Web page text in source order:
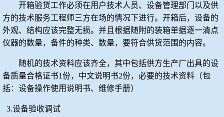
开箱验货工作必须在用户技术人员、设备管理部门以及供
方的技术服务工程师三方在场的情况下进行。开箱后，设备的
外观、结构应该完整无损。并且根据随附的装箱单据逐一清点
仪器的数量，备件的种类、数量，要符合供货范围的内容。
随机的技术资料应该齐全，其中包括供方生产厂出具的设
备质量合格证书1份，中文说明书2份，必要的技术资料（包
括：设备操作使用说明书、维修手册）
3.设备验收调试